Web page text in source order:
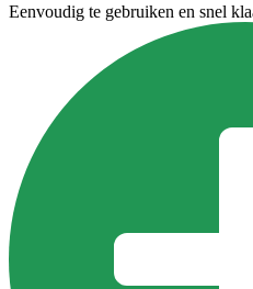
Eenvoudig te gebruiken en snel